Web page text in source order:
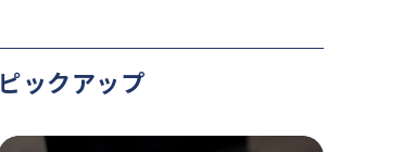
ピックアップ